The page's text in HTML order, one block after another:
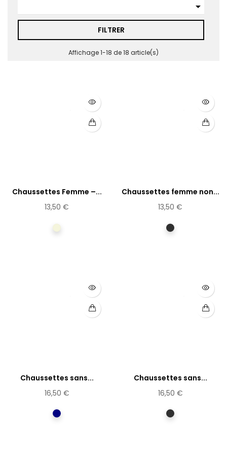

FILTRER
Affichage 1-18 de 18 article(s)
Chaussettes Femme –...
13,50 €
Beige
Chaussettes femme non...
13,50 €
Gris
anthracite
Chaussettes sans...
16,50 €
Marine
Chaussettes sans...
16,50 €
anthracite